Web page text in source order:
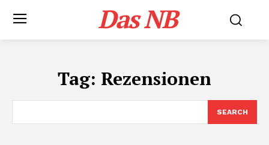
Das NB
Tag: Rezensionen
SEARCH